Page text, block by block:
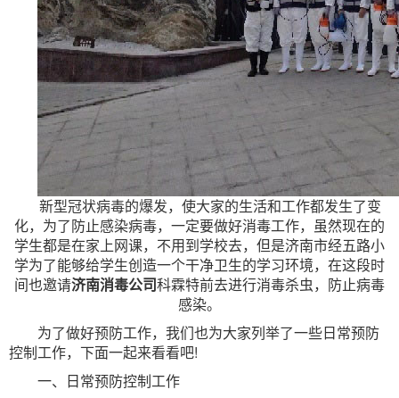
新型冠状病毒的爆发，使大家的生活和工作都发生了变
化，为了防止感染病毒，一定要做好消毒工作，虽然现在的
学生都是在家上网课，不用到学校去，但是济南市经五路小
学为了能够给学生创造一个干净卫生的学习环境，在这段时
间也邀请济南消毒公司科霖特前去进行消毒杀虫，防止病毒
感染。
为了做好预防工作，我们也为大家列举了一些日常预防
控制工作，下面一起来看看吧!
一、日常预防控制工作